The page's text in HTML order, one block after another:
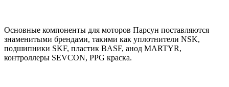
Основные компоненты для моторов Парсун поставляются
знаменитыми брендами, такими как уплотнители NSK,
подшипники SKF, пластик BASF, анод MARTYR,
контроллеры SEVCON, PPG краска.